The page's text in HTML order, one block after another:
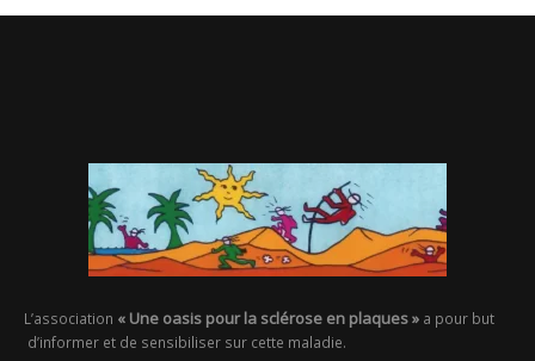
L’association « Une oasis pour la sclérose en plaques » a pour but
d’informer et de sensibiliser sur cette maladie.